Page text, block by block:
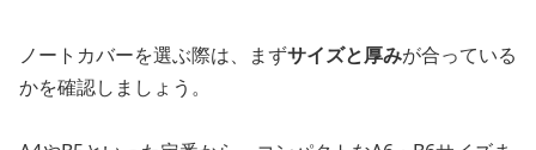
ノートカバーを選ぶ際は、まずサイズと厚みが合っている
かを確認しましょう。